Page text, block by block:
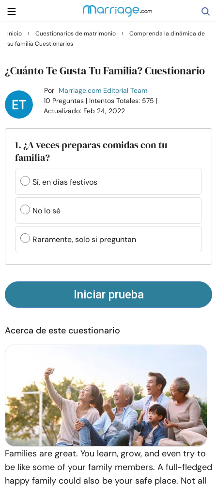
Buscar
Relaciones
Familia
Ayuda
Cursos
Recursos
Comunidad
Encuentra un terapeuta
Idioma ES
Sobre nosotros Contáctanos Escríbenos
Publicidad con
© Copyright 2026. Todos los derechos reservados.
Inicio › Cuestionarios de matrimonio › Comprenda la dinámica de
su familia Cuestionarios
¿Cuánto Te Gusta Tu Familia? Cuestionario
Por Marriage.com Editorial Team
10 Preguntas | Intentos Totales: 575 |
Actualizado: Feb 24, 2022
1. ¿A veces preparas comidas con tu
familia?
Sí, en días festivos
No lo sé
Raramente, solo si preguntan
Iniciar prueba
Acerca de este cuestionario
Families are great. You learn, grow, and even try to
be like some of your family members. A full-fledged
happy family could also be your safe place. Not all